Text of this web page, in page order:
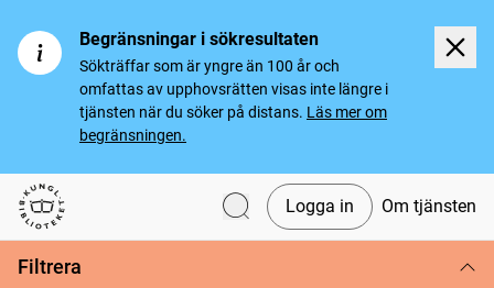
Begränsningar i sökresultaten
Sökträffar som är yngre än 100 år och
omfattas av upphovsrätten visas inte längre i
tjänsten när du söker på distans. Läs mer om
begränsningen.
Svenska tidningar
Logga in Om tjänsten
Filtrera